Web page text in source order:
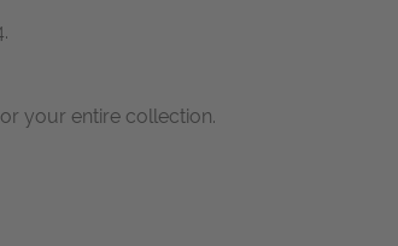
your entire collection.